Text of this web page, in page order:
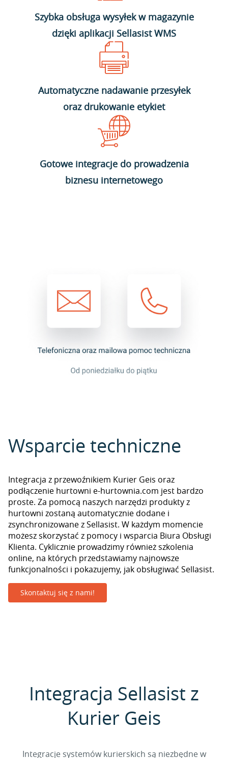
Szybka obsługa wysyłek w magazynie
dzięki aplikacji Sellasist WMS
Automatyczne nadawanie przesyłek
oraz drukowanie etykiet
Gotowe integracje do prowadzenia
biznesu internetowego
Wsparcie techniczne
Integracja z przewoźnikiem Kurier Geis oraz
podłączenie hurtowni e-hurtownia.com jest bardzo
proste. Za pomocą naszych narzędzi produkty z
hurtowni zostaną automatycznie dodane i
zsynchronizowane z Sellasist. W każdym momencie
możesz skorzystać z pomocy i wsparcia Biura Obsługi
Klienta. Cyklicznie prowadzimy również szkolenia
online, na których przedstawiamy najnowsze
funkcjonalności i pokazujemy, jak obsługiwać Sellasist.
Skontaktuj się z nami!
Integracja Sellasist z
Kurier Geis
Integracje systemów kurierskich są niezbędne w